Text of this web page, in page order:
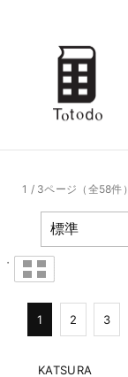
1 / 3ページ （全58件）
1 2 3
KATSURA